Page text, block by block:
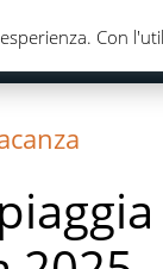
& CUCINACon